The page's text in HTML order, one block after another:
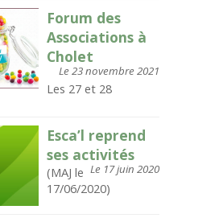
Forum des
Associations à
Cholet
Le 23 novembre 2021
Les 27 et 28
Esca’l reprend
ses activités
Le 17 juin 2020
(MAJ le
17/06/2020)